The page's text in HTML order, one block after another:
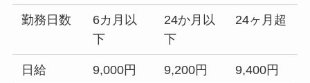
勤務日数
6カ月以
下
24か月以
下
24ヶ月超
日給 9,000円 9,200円 9,400円